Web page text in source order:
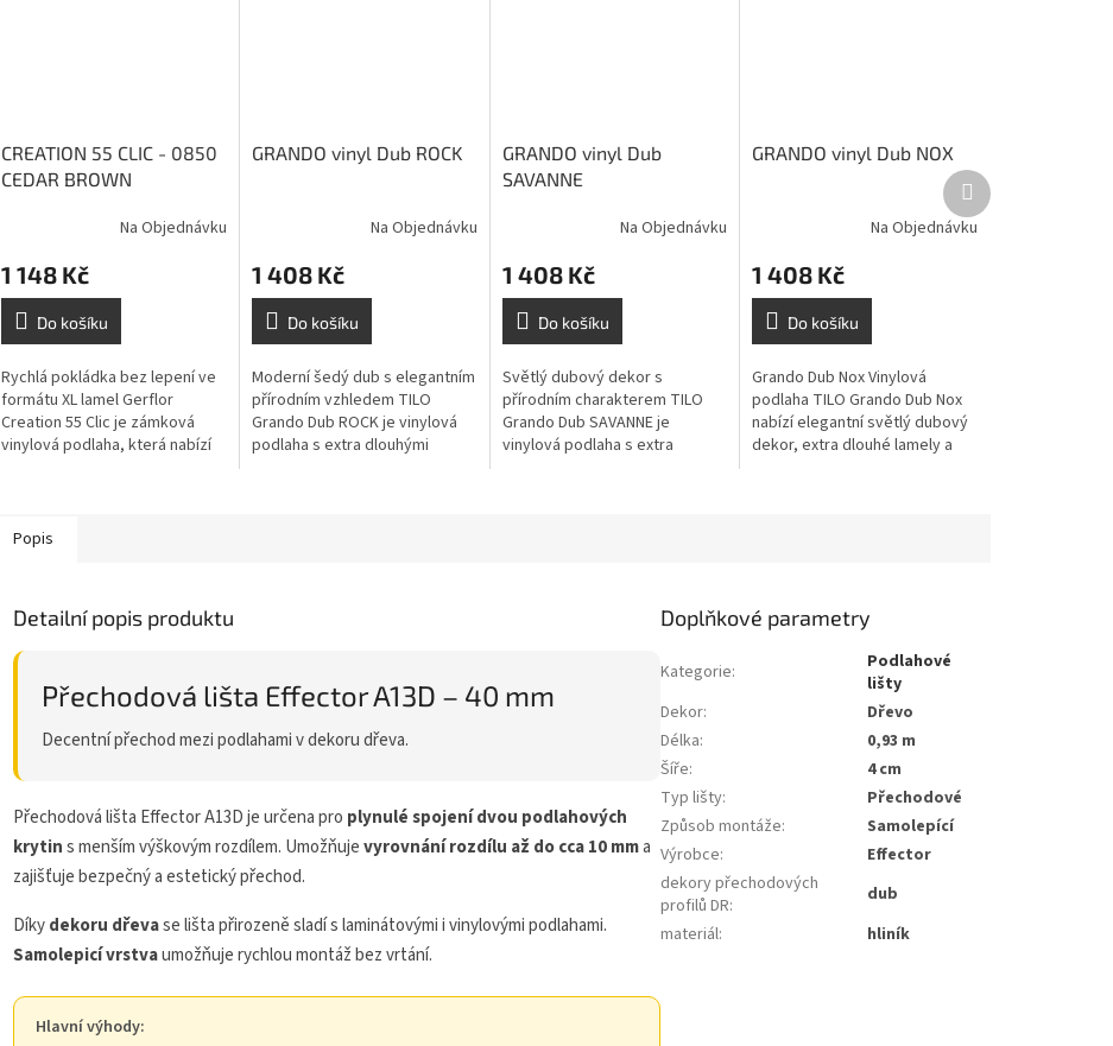
CREATION 55 CLIC - 0850
CEDAR BROWN
Na Objednávku
1 148 Kč
Do košíku
Rychlá pokládka bez lepení ve
formátu XL lamel Gerflor
Creation 55 Clic je zámková
vinylová podlaha, která nabízí
GRANDO vinyl Dub ROCK
Na Objednávku
1 408 Kč
Do košíku
Moderní šedý dub s elegantním
přírodním vzhledem TILO
Grando Dub ROCK je vinylová
podlaha s extra dlouhými
GRANDO vinyl Dub
SAVANNE
Na Objednávku
1 408 Kč
Do košíku
Světlý dubový dekor s
přírodním charakterem TILO
Grando Dub SAVANNE je
vinylová podlaha s extra
GRANDO vinyl Dub NOX
Na Objednávku
1 408 Kč
Do košíku
Grando Dub Nox Vinylová
podlaha TILO Grando Dub Nox
nabízí elegantní světlý dubový
dekor, extra dlouhé lamely a
Další
produkt
Popis
Detailní popis produktu
Přechodová lišta Effector A13D – 40 mm
Decentní přechod mezi podlahami v dekoru dřeva.
Přechodová lišta Effector A13D je určena pro plynulé spojení dvou podlahových
krytins menším výškovým rozdílem. Umožňujevyrovnání rozdílu až do cca 10 mma
zajišťuje bezpečný a estetický přechod.
Díkydekoru dřevase lišta přirozeně sladí s laminátovými i vinylovými podlahami.
Samolepicí vrstvaumožňuje rychlou montáž bez vrtání.
Hlavní výhody:
Doplňkové parametry
Kategorie:
Podlahové
lišty
Dekor:
Dřevo
Délka:
0,93 m
Šíře:
4 cm
Typ lišty:
Přechodové
Způsob montáže:
Samolepící
Výrobce:
Effector
dekory přechodových
profilů DR:
dub
materiál: hliník